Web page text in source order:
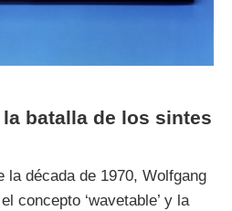
batalla de los sintes
la década de 1970, Wolfgang
concepto ‘wavetable’ y la